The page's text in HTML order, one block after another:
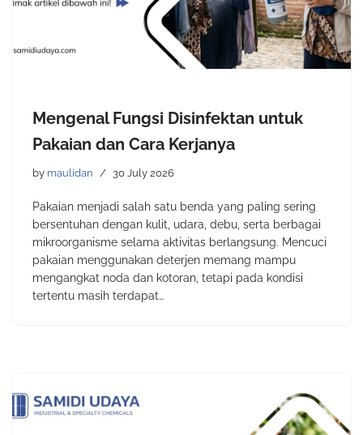
Mengenal Fungsi Disinfektan untuk
Pakaian dan Cara Kerjanya
by maulidan 30 July 2026
Pakaian menjadi salah satu benda yang paling sering
bersentuhan dengan kulit, udara, debu, serta berbagai
mikroorganisme selama aktivitas berlangsung. Mencuci
pakaian menggunakan deterjen memang mampu
mengangkat noda dan kotoran, tetapi pada kondisi
tertentu masih terdapat…